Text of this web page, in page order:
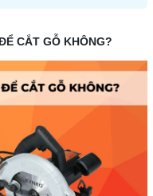
CẮT GỖ KHÔNG?